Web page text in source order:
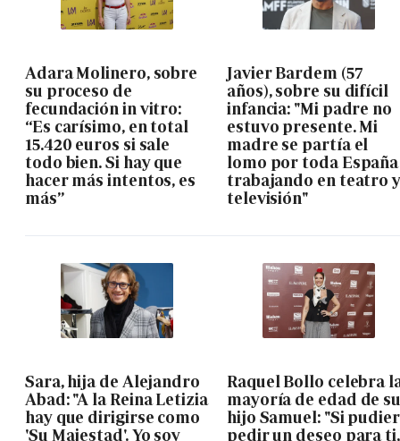
Adara Molinero, sobre
su proceso de
fecundación in vitro:
“Es carísimo, en total
15.420 euros si sale
todo bien. Si hay que
hacer más intentos, es
más”
Javier Bardem (57
años), sobre su difícil
infancia: "Mi padre no
estuvo presente. Mi
madre se partía el
lomo por toda España
trabajando en teatro
televisión"
Sara, hija de Alejandro
Abad: "A la Reina Letizia
hay que dirigirse como
'Su Majestad'. Yo soy
Raquel Bollo celebra
mayoría de edad de
hijo Samuel: "Si
pedir un deseo para ti,